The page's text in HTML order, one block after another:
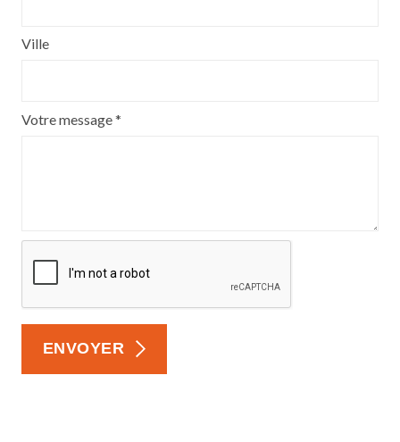
Ville
Votre message *
ENVOYER